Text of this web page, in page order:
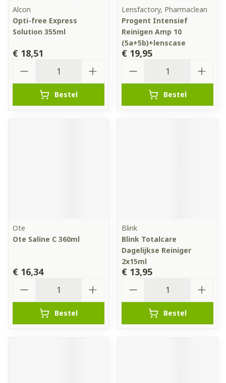
Alcon
Opti-free Express
Solution 355ml
€ 18,51
Bestel
Lensfactory, Pharmaclean
Progent Intensief
Reinigen Amp 10
(5a+5b)+lenscase
€ 19,95
Bestel
Ote
Ote Saline C 360ml
€ 16,34
Bestel
Blink
Blink Totalcare
Dagelijkse Reiniger
2x15ml
€ 13,95
Bestel